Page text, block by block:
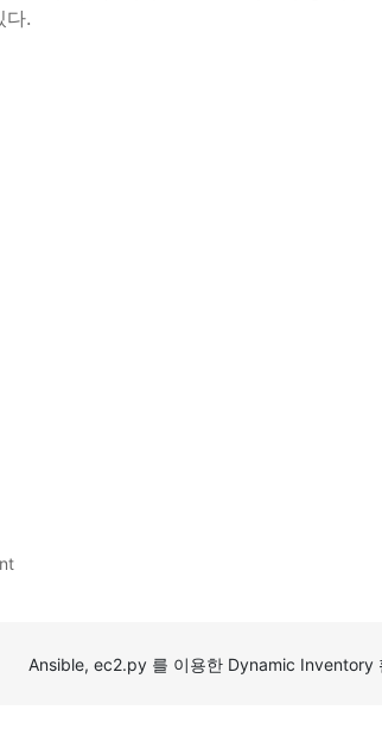
다.
on
Ansible, ec2.py 를 이용한 Dynamic Inventory